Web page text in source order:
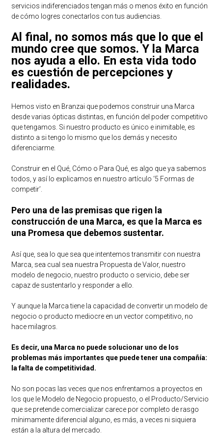
servicios indiferenciados tengan más o menos éxito en función
de cómo logres conectarlos con tus audiencias.
Al final, no somos más que lo que el
mundo cree que somos. Y la Marca
nos ayuda a ello. En esta vida todo
es cuestión de percepciones y
realidades.
Hemos visto en Branzai que podemos construir una Marca
desde varias ópticas distintas, en función del poder competitivo
que tengamos. Si nuestro producto es único e inimitable, es
distinto a si tengo lo mismo que los demás y necesito
diferenciarme.
Construir en el Qué, Cómo o Para Qué, es algo que ya sabemos
todos, y así lo explicamos en nuestro artículo ‘5 Formas de
competir’
Pero una de las premisas que rigen la
construcción de una Marca, es que la Marca es
una Promesa que debemos sustentar.
Así que, sea lo que sea que intentemos transmitir con nuestra
Marca, sea cual sea nuestra Propuesta de Valor, nuestro
modelo de negocio, nuestro producto o servicio, debe ser
capaz de sustentarlo y responder a ello.
Y aunque la Marca tiene la capacidad de convertir un modelo de
negocio o producto mediocre en un vector competitivo, no
hace milagros.
Es decir, una Marca no puede solucionar uno de los
problemas más importantes que puede tener una compañía:
la falta de competitividad.
No son pocas las veces que nos enfrentamos a proyectos en
los que le Modelo de Negocio propuesto, o el Producto/Servicio
que se pretende comercializar carece por completo de rasgo
mínimamente diferencial alguno, es más, a veces ni siquiera
están a la altura del mercado.